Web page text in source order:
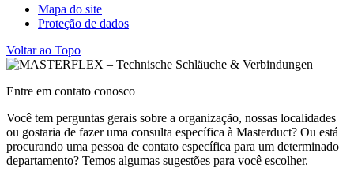
Mapa do site
Proteção de dados
Voltar ao Topo
Entre em contato conosco
Você tem perguntas gerais sobre a organização, nossas localidades
ou gostaria de fazer uma consulta específica à Masterduct? Ou está
procurando uma pessoa de contato específica para um determinado
departamento? Temos algumas sugestões para você escolher.